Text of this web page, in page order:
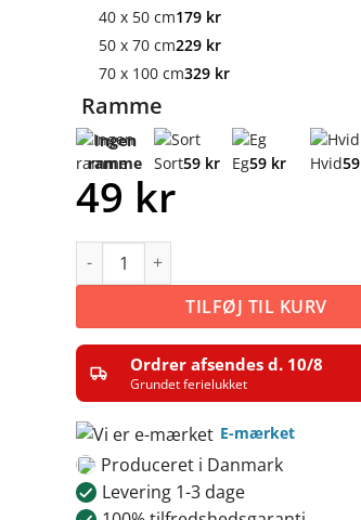
40 x 50 cm179 kr
50 x 70 cm229 kr
70 x 100 cm329 kr
Ramme
Ingen
ramme Sort59 kr Eg59 kr Hvid59
49 kr
TILFØJ TIL KURV
Ordrer afsendes d. 10/8
Grundet ferielukket
E-mærket
Produceret i Danmark
Levering 1-3 dage